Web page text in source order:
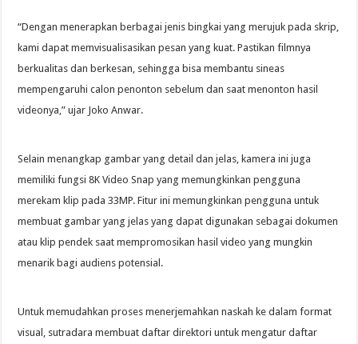
“Dengan menerapkan berbagai jenis bingkai yang merujuk pada skrip,
kami dapat memvisualisasikan pesan yang kuat. Pastikan filmnya
berkualitas dan berkesan, sehingga bisa membantu sineas
mempengaruhi calon penonton sebelum dan saat menonton hasil
videonya,” ujar Joko Anwar.
Selain menangkap gambar yang detail dan jelas, kamera ini juga
memiliki fungsi 8K Video Snap yang memungkinkan pengguna
merekam klip pada 33MP. Fitur ini memungkinkan pengguna untuk
membuat gambar yang jelas yang dapat digunakan sebagai dokumen
atau klip pendek saat mempromosikan hasil video yang mungkin
menarik bagi audiens potensial.
Untuk memudahkan proses menerjemahkan naskah ke dalam format
visual, sutradara membuat daftar direktori untuk mengatur daftar